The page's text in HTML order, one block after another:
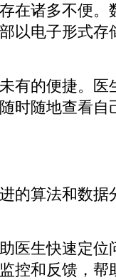
在诸多不便。
以电子形式存
有的便捷。医
时随地查看自
的算法和数据
医生快速定
控和反馈，帮